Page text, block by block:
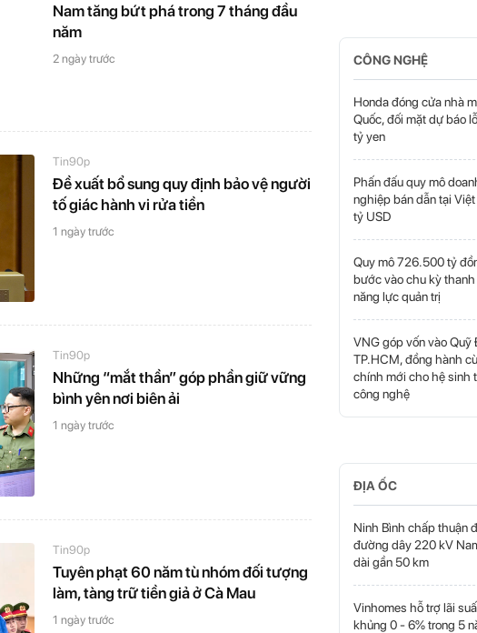
Nam tăng bứt phá trong 7 tháng đầu
năm
2 ngày trước
Tin90p
Đề xuất bổ sung quy định bảo vệ người
tố giác hành vi rửa tiền
1 ngày trước
Tin90p
Những “mắt thần” góp phần giữ vững
bình yên nơi biên ải
1 ngày trước
Tin90p
Tuyên phạt 60 năm tù nhóm đối tượng
làm, tàng trữ tiền giả ở Cà Mau
1 ngày trước
CÔNG NGHỆ
Honda đóng cửa nhà
Quốc, đối mặt dự báo
tỷ yen
Phấn đấu quy mô
nghiệp bán dẫn tại
tỷ USD
Quy mô 726.500 tỷ
bước vào chu kỳ
năng lực quản trị
VNG góp vốn vào
TP.HCM, đồng hành
chính mới cho hệ sinh
công nghệ
ĐỊA ỐC
Ninh Bình chấp thuận
đường dây 220 kV
dài gần 50 km
Vinhomes hỗ trợ lãi
khủng 0 - 6% trong 5